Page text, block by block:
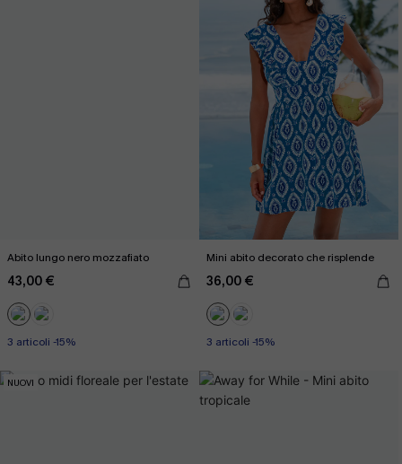
Abito lungo nero mozzafiato
43,00 €
3 articoli -15%
Mini abito decorato che risplende
36,00 €
3 articoli -15%
NUOVI